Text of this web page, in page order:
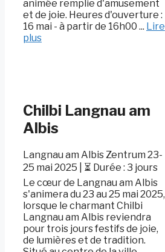
animée remplie d'amusement
et de joie. Heures d'ouverture :
16 mai - à partir de 16h00 ... Lire
plus
Chilbi Langnau am
Albis
Langnau am Albis Zentrum 23-
25 mai 2025 | ⏳ Durée : 3 jours
Le cœur de Langnau am Albis
s'animera du 23 au 25 mai 2025,
lorsque le charmant Chilbi
Langnau am Albis reviendra
pour trois jours festifs de joie,
de lumières et de tradition.